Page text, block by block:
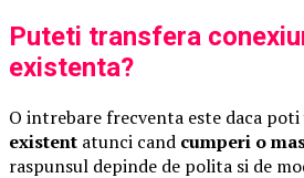
Puteti transfera
existenta?
O intrebare frecventa este daca poti
existent atunci cand cumperi o
raspunsul depinde de polita si de